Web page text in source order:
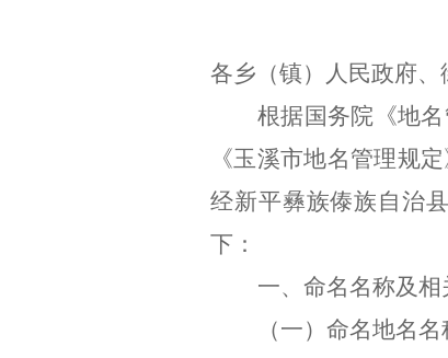
各乡（镇）人民政府
根据国务院《地
《玉溪市地名管理规
经新平彝族傣族自治
下：
一、命名名称及
（一）命名地名名